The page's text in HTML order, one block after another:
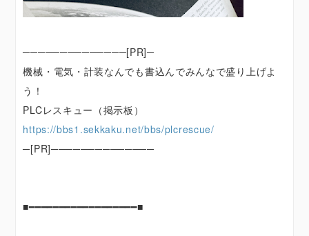
──────────────[PR]─
機械・電気・計装なんでも書込んでみんなで盛り上げよ
う！
PLCレスキュー（掲示板）
https://bbs1.sekkaku.net/bbs/plcrescue/
─[PR]──────────────
■━━━━━━━━━━━━━━━━━━■